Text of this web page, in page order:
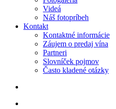
Videá
Náš fotopríbeh
Kontakt
Kontaktné informácie
Záujem o predaj vína
Partneri
Slovníček pojmov
Často kladené otázky